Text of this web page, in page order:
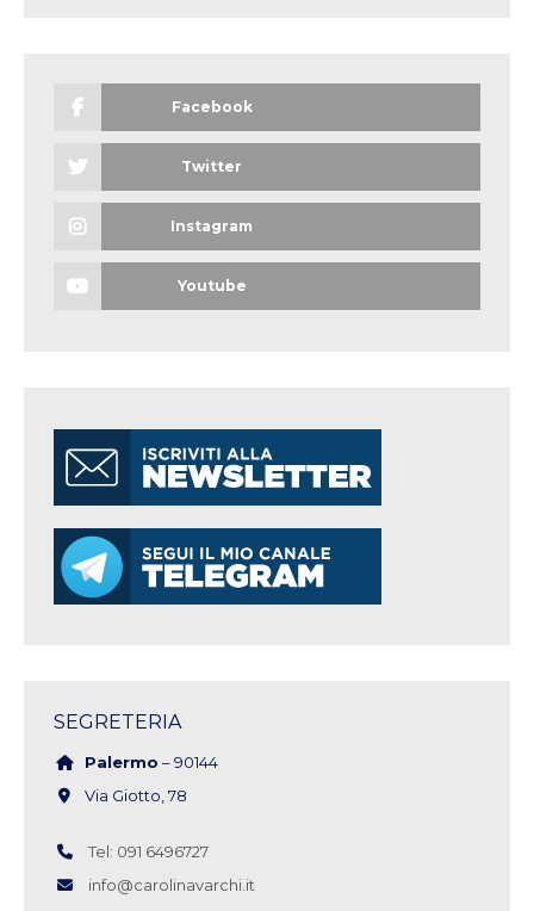
Facebook
Twitter
Instagram
Youtube
SEGRETERIA
Palermo – 90144
Via Giotto, 78
Tel: 091 6496727
info@carolinavarchi.it